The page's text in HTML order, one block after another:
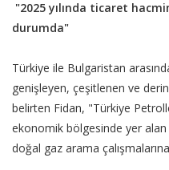
"2025 yılında ticaret
durumda"
Türkiye ile Bulgaristan
genişleyen, çeşitlenen ve
belirten Fidan, "Türkiye
ekonomik bölgesinde yer
doğal gaz arama